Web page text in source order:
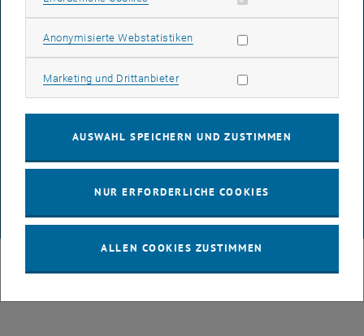
© TU Wien# 1502
BARRIEREFREIHEITSERKLÄRUNG
Anonymisierte WebstatistikenStatistik Cookies zulassen
Marketing und DrittanbieterMarketing Cookies zulassen
AUSWAHL SPEICHERN UND ZUSTIMMEN
NUR ERFORDERLICHE COOKIES
ALLEN COOKIES ZUSTIMMEN